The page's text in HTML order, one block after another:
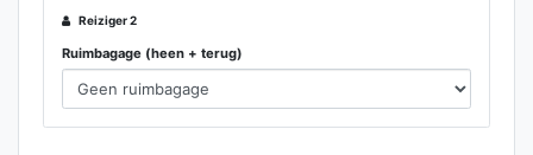
Reiziger 2
Ruimbagage (heen + terug)